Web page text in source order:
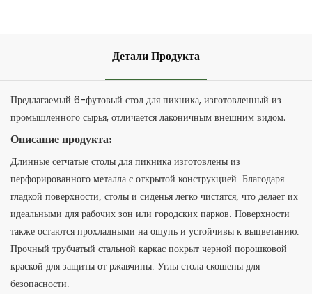
Детали Продукта
Предлагаемый 6-футовый стол для пикника, изготовленный из
промышленного сырья, отличается лаконичным внешним видом.
Описание продукта:
Длинные сетчатые столы для пикника изготовлены из
перфорированного металла с открытой конструкцией. Благодаря
гладкой поверхности, столы и сиденья легко чистятся, что делает их
идеальными для рабочих зон или городских парков. Поверхности
также остаются прохладными на ощупь и устойчивы к выцветанию.
Прочный трубчатый стальной каркас покрыт черной порошковой
краской для защиты от ржавчины. Углы стола скошены для
безопасности.